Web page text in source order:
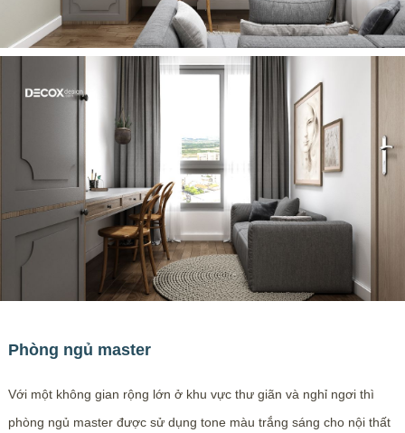
Phòng ngủ master
Với một không gian rộng lớn ở khu vực thư giãn và nghỉ ngơi thì
phòng ngủ master được sử dụng tone màu trắng sáng cho nội thất